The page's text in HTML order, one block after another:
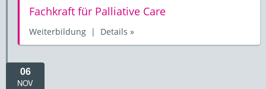
Fachkraft für Palliative Care
Weiterbildung | Details »
06
NOV